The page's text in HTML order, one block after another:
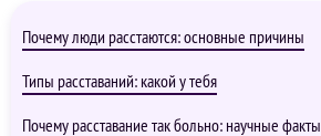
Почему люди расстаются: основные причины
Типы расставаний: какой у тебя
Почему расставание так больно: научные факты